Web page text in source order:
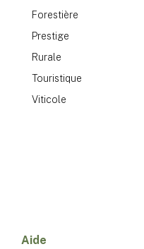
Forestière
Prestige
Rurale
Touristique
Viticole
Aide